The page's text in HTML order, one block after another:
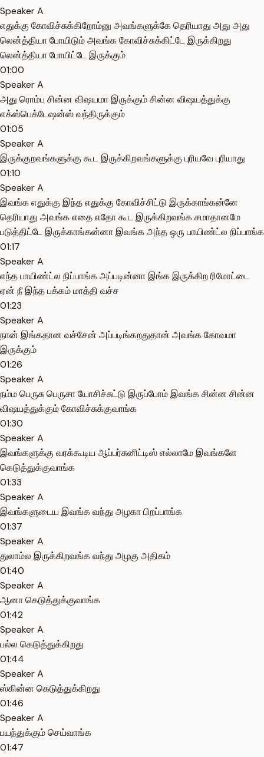
Speaker A
எதுக்கு கோவிச்சுக்கிறோம்னு அவங்களுக்கே தெரியாது அது அது
லென்த்தியா போயிடும் அவங்க கோவிச்சுக்கிட்டே இருக்கிறது
லென்த்தியா போயிட்டே இருக்கும்
01:00
Speaker A
அது ரொம்ப சின்ன விஷயமா இருக்கும் சின்ன விஷயத்துக்கு
எக்ஸ்பெக்டேஷன்ஸ் வந்திருக்கும்
01:05
Speaker A
இருக்குறவங்களுக்கு கூட இருக்கிறவங்களுக்கு புரியவே புரியாது
01:10
Speaker A
இவங்க எதுக்கு இந்த எதுக்கு கோவிச்சிட்டு இருக்காங்கன்னே
தெரியாது அவங்க எதை எதோ கூட இருக்கிறவங்க சமாதானமே
படுத்திட்டே இருக்காங்கன்னா இவங்க அந்த ஒரு பாயிண்ட்ல நிப்பாங்க
01:17
Speaker A
எந்த பாயிண்ட்ல நிப்பாங்க அப்படின்னா இங்க இருக்கிற ரிமோட்டை
ஏன் நீ இந்த பக்கம் மாத்தி வச்ச
01:23
Speaker A
நான் இங்கதான வச்சேன் அப்படிங்கறதுதான் அவங்க கோவமா
இருக்கும்
01:26
Speaker A
நம்ம பெருசு பெருசா யோசிச்சுட்டு இருப்போம் இவங்க சின்ன சின்ன
விஷயத்துக்கும் கோவிச்சுக்குவாங்க
01:30
Speaker A
இவங்களுக்கு வரக்கூடிய ஆப்பர்சுனிட்டிஸ் எல்லாமே இவங்களே
கெடுத்துக்குவாங்க
01:33
Speaker A
இவங்களுடைய இவங்க வந்து அழகா பிறப்பாங்க
01:37
Speaker A
துலாம்ல இருக்கிறவங்க வந்து அழகு அதிகம்
01:40
Speaker A
ஆனா கெடுத்துக்குவாங்க
01:42
Speaker A
பல்ல கெடுத்துக்கிறது
01:44
Speaker A
ஸ்கின்ன கெடுத்துக்கிறது
01:46
Speaker A
பயந்துக்கும் செய்வாங்க
01:47